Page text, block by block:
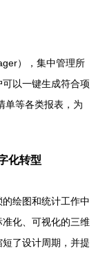
），集中管理所
以一键生成符合项
单等各类报表，为
化转型
绘图和统计工作中
化、可视化的三维
了设计周期，并提